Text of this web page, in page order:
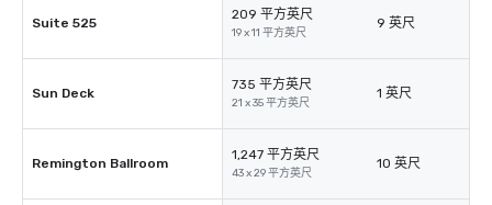
Suite 525
209 平方英尺
19 x 11 平方英尺
9 英尺
Sun Deck
735 平方英尺
21 x 35 平方英尺
1 英尺
Remington Ballroom
1,247 平方英尺
43 x 29 平方英尺
10 英尺